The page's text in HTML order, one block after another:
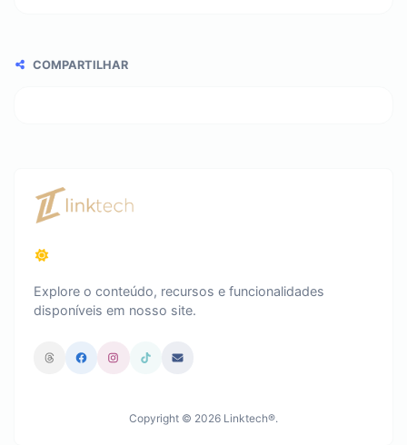
COMPARTILHAR
Explore o conteúdo, recursos e funcionalidades
disponíveis em nosso site.
Copyright © 2026 Linktech®.